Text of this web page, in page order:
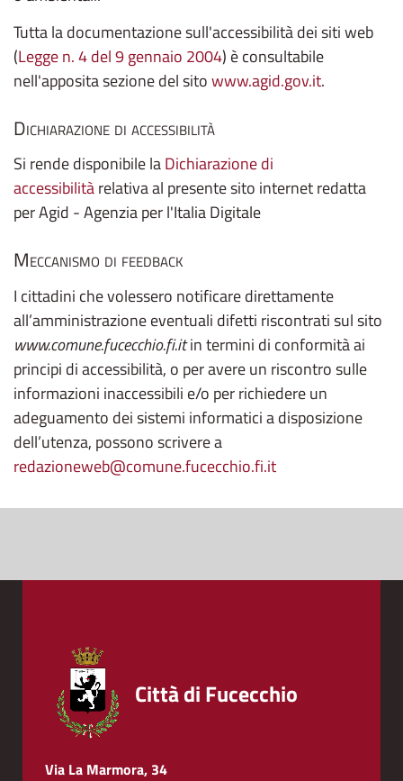
Tutta la documentazione sull'accessibilità dei siti web
(Legge n. 4 del 9 gennaio 2004) è consultabile
nell'apposita sezione del sitowww.agid.gov.it.
Dichiarazione di accessibilità
Si rende disponibile laDichiarazione di
accessibilitàrelativa al presente sito internet redatta
per Agid - Agenzia per l'Italia Digitale
Meccanismo di feedback
I cittadini che volessero notificare direttamente
all’amministrazione eventuali difetti riscontrati sul sito
www.comune.fucecchio.fi.itin termini di conformità ai
principi di accessibilità, o per avere un riscontro sulle
informazioni inaccessibili e/o per richiedere un
adeguamento dei sistemi informatici a disposizione
dell’utenza, possono scrivere a
redazioneweb@comune.fucecchio.fi.it
Città di Fucecchio
Via La Marmora, 34